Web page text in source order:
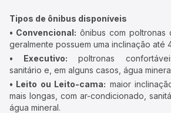
Tipos de ônibus disponíveis
• Convencional: ônibus com poltronas
geralmente possuem uma inclinação até
• Executivo: poltronas
sanitário e, em alguns casos, água
• Leito ou Leito-cama: maior
mais longas, com ar-condicionado,
água mineral.